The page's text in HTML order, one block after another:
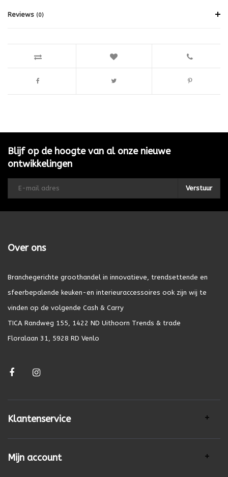
Reviews (0)
Blijf op de hoogte van al onze nieuwe
ontwikkelingen
Verstuur
Over ons
Branchegerichte groothandel in innovatieve, trendsettende en
sfeerbepalende keuken-en interieuraccessoires ook zijn wij te
vinden op de volgende Cash & Carry
TICA Randweg 155, 1422 ND Uithoorn Trends & trade
Floralaan 31, 5928 RD Venlo
Klantenservice
Mijn account